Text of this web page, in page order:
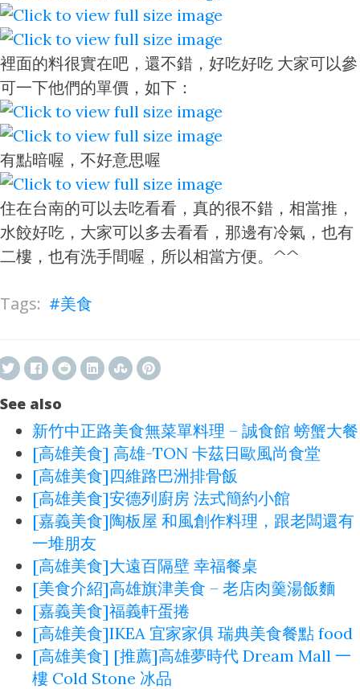
裡面的料很實在吧，還不錯，好吃好吃 大家可以參
可一下他們的單價，如下：
有點暗喔，不好意思喔
住在台南的可以去吃看看，真的很不錯，相當推，
水餃好吃，大家可以多去看看，那邊有冷氣，也有
二樓，也有洗手間喔，所以相當方便。^^
美食
See also
新竹中正路美食無菜單料理 – 誠食館 螃蟹大餐
[高雄美食] 高雄-TON 卡茲日歐風尚食堂
[高雄美食]四維路巴洲排骨飯
[高雄美食]安德列廚房 法式簡約小館
[嘉義美食]陶板屋 和風創作料理，跟老闆還有
一堆朋友
[高雄美食]大遠百隔壁 幸福餐桌
[美食介紹]高雄旗津美食 – 老店肉羹湯飯麵
[嘉義美食]福義軒蛋捲
[高雄美食]IKEA 宜家家俱 瑞典美食餐點 food
[高雄美食] [推薦]高雄夢時代 Dream Mall 一
樓 Cold Stone 冰品